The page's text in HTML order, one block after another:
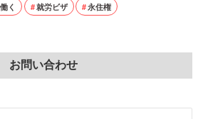
く 就労ビザ 永住権
お問い合わせ